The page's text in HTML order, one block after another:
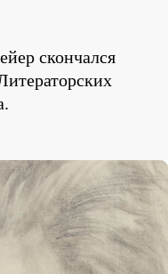
скончался